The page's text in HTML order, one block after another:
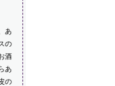
あ
の
酒
あ
の